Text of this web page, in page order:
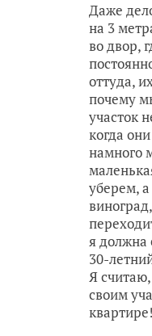
Даже
на 3
во двор,
оттуда,
почему
участок
когда
намного
уберем,
я должна
30-
Я
своим
квартире!